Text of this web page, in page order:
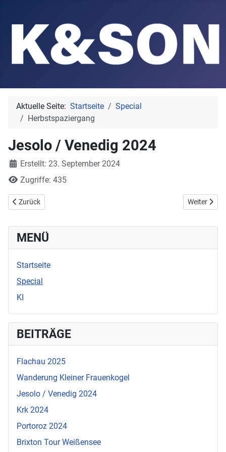
MENÜ
Startseite
Special
KI
BEITRÄGE
Flachau 2025
Wanderung Kleiner Frauenkogel
Jesolo / Venedig 2024
Krk 2024
Portoroz 2024
Brixton Tour Weißensee
Aktuelle Seite: Startseite
Special
Herbstspaziergang
Jesolo / Venedig 2024
DetailsErstellt: 23. September 2024
Zugriffe: 435
Vorheriger Beitrag: Wanderung Kleiner Frauenkogel
Zurück Nächster
Weiter